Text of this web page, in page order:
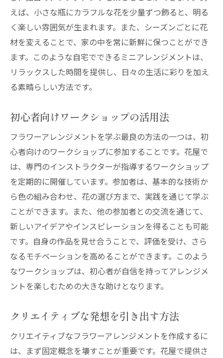
えば、小さな瓶にカラフルな花を少量ずつ飾ると、明る
く楽しい雰囲気が生まれます。また、シーズンごとに花
材を変えることで、家の中を常に新鮮に保つことができ
ます。このような自宅でできるミニアレンジメントは、
リラックスした時間を提供し、日々の生活に彩りを加え
る素晴らしい方法です。
初心者向けワークショップの活用法
フラワーアレンジメントを学ぶ最良の方法の一つは、初
心者向けのワークショップに参加することです。花屋で
は、専門のインストラクターが指導するワークショップ
を定期的に開催しています。参加者は、基本的な技術か
ら色の組み合わせ、花の選び方まで、実践を通じて学ぶ
ことができます。また、他の参加者との交流を通じて、
新しいアイデアやインスピレーションを得ることも可能
です。自身の作品を見せ合うことで、評価を受け、さら
なるモチベーションを高めることができます。このよう
なワークショップは、初心者が自信を持ってアレンジメ
ントを楽しむための大きな助けとなります。
クリエイティブな発想を引き出す方法
クリエイティブなフラワーアレンジメントを作成するに
は、まず固定概念を壊すことが重要です。花屋で提供さ